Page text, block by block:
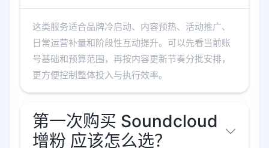
这类服务适合品牌冷启动、内容预热、活动推广、
日常运营补量和阶段性互动提升。可以先看当前账
号基础和预算范围，再按内容更新节奏分批安排，
更方便控制整体投入与执行效率。
第一次购买 Soundcloud
增粉 应该怎么选？